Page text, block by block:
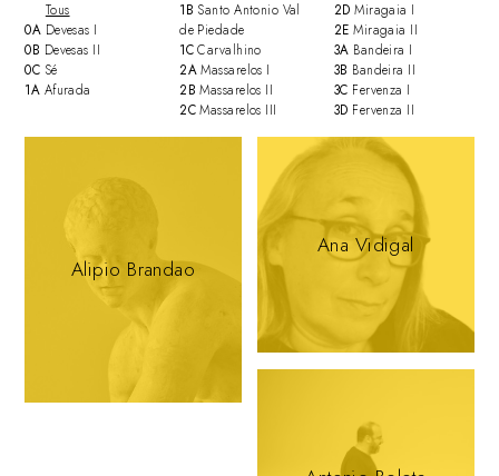
Tous
0A Devesas I
0B Devesas II
0C Sé
1A Afurada
1B Santo Antonio Val
de Piedade
1CCarvalhino
2AMassarelos I
2B Massarelos II
2CMassarelos III
2D Miragaia I
2E Miragaia II
3A Bandeira I
3B Bandeira II
3C Fervenza I
3D Fervenza II
Alipio Brandao
Ana Vidigal